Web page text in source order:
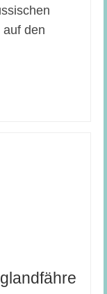
den